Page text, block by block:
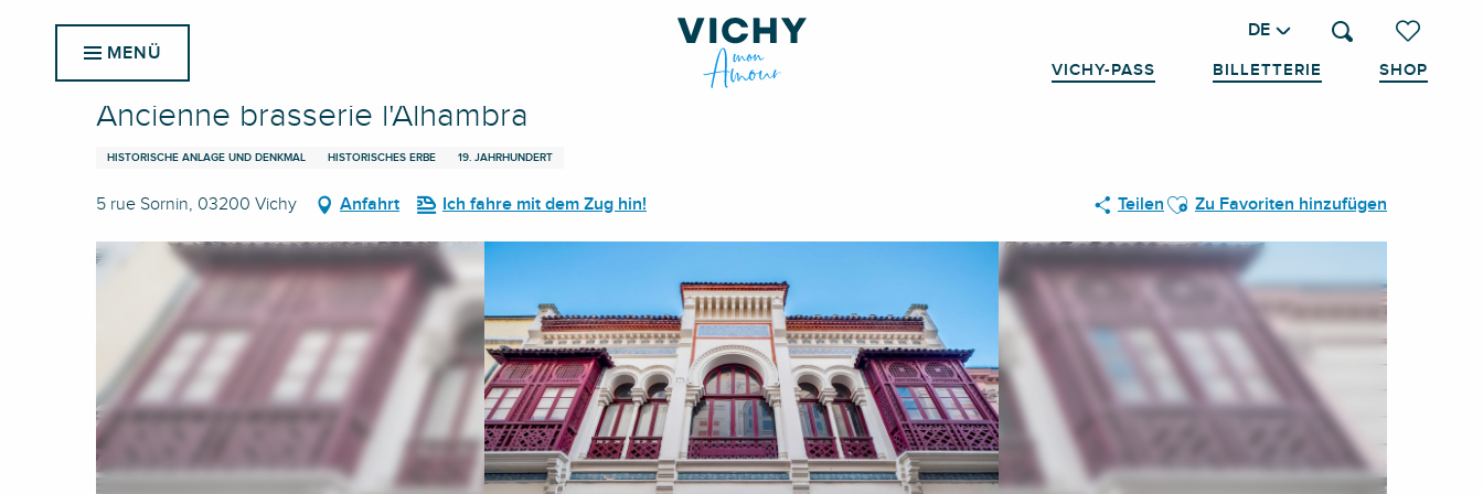
Voir les
Suche
DE
VICHY-PASS BILLETTERIE SHOP
MENÜ
Startseite Ancienne brasserie l'Alhambra
Ancienne brasserie l'Alhambra
HISTORISCHE ANLAGE UND DENKMAL HISTORISCHES ERBE 19. JAHRHUNDERT
5 rue Sornin, 03200 Vichy Anfahrt Ich fahre mit dem Zug hin! Teilen Ajouter aux favoris
Zu Favoriten hinzufügen